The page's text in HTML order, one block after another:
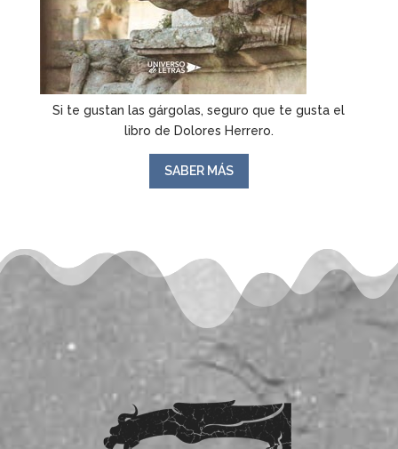
Si te gustan las gárgolas, seguro que te gusta el
libro de Dolores Herrero.
SABER MÁS